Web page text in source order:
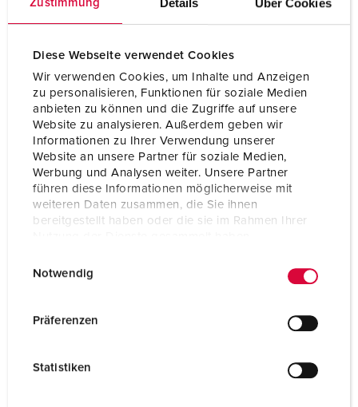
Zustimmung Details Über Cookies
Diese Webseite verwendet Cookies
Wir verwenden Cookies, um Inhalte und Anzeigen
zu personalisieren, Funktionen für soziale Medien
anbieten zu können und die Zugriffe auf unsere
Website zu analysieren. Außerdem geben wir
Informationen zu Ihrer Verwendung unserer
Website an unsere Partner für soziale Medien,
Werbung und Analysen weiter. Unsere Partner
führen diese Informationen möglicherweise mit
weiteren Daten zusammen, die Sie ihnen
bereitgestellt haben oder die sie im Rahmen Ihrer
Notwendig
Präferenzen
Statistiken
Peso 390 g
Declaração de
Conformidade
VDE
CQC